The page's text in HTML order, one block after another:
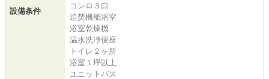
設備条件
コンロ３口
追焚機能浴室
浴室乾燥機
温水洗浄便座
トイレ２ヶ所
浴室１坪以上
ユニットバス